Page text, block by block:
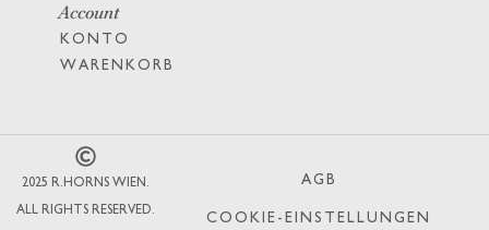
Account
KONTO
WARENKORB
2025 R.HORNS WIEN.
ALL RIGHTS RESERVED.
AGB
COOKIE-EINSTELLUNGEN